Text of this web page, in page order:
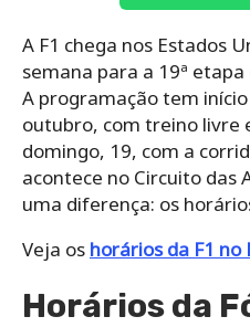
A F1 chega nos Estados
semana para a 19ª
A programação tem
outubro, com treino livre
domingo, 19, com a
acontece no Circuito das
uma diferença: os
Veja os horários da F1 no
Horários da